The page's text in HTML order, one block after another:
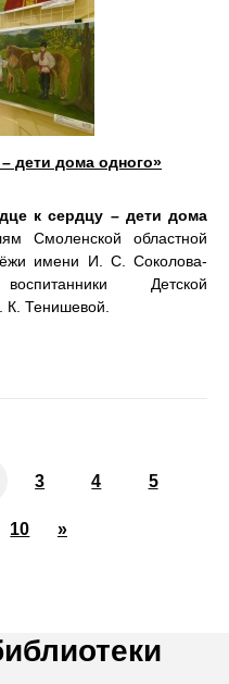
дети дома одного»
к сердцу – дети дома
Смоленской областной
имени И. С. Соколова-
Детской
Тенишевой.
3 4 5
10 »